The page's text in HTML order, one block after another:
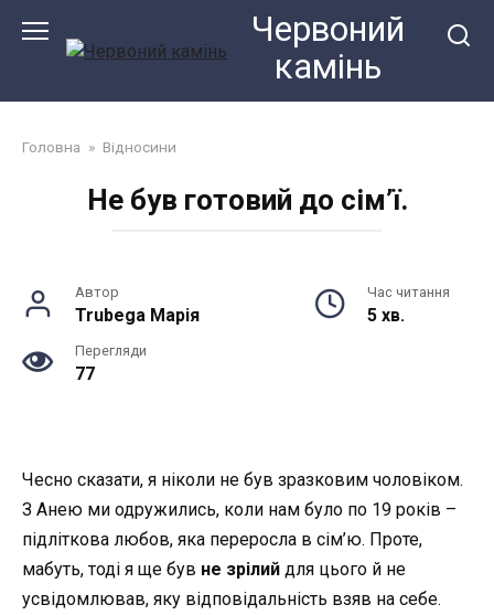
Червоний
камiнь
Головна » Відносини
Не був готовий до сім’ї.
Автор
Trubega Марія
Час читання
5 хв.
Перегляди
77
Чесно сказати, я ніколи не був зразковим чоловіком.
З Анею ми одружились, коли нам було по 19 років –
підліткова любов, яка переросла в сім’ю. Проте,
мабуть, тоді я ще був не зрілий для цього й не
усвідомлював, яку відповідальність взяв на себе.